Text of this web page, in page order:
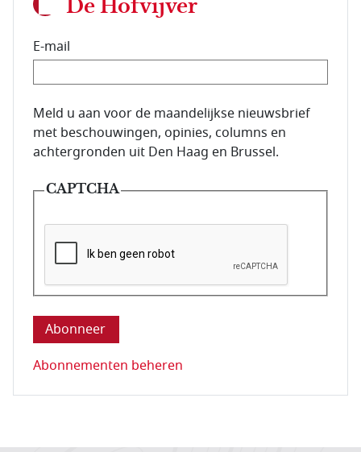
De Hofvijver
E-mail
E-mailadres van de abonnee.
Meld u aan voor de maandelijkse nieuwsbrief
met beschouwingen, opinies, columns en
achtergronden uit Den Haag en Brussel.
CAPTCHA
Deze vraag is om te controleren dat u een mens
Abonnementen beheren